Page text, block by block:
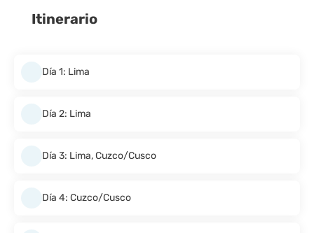
Itinerario
Día 1: Lima
Día 2: Lima
Día 3: Lima, Cuzco/Cusco
Día 4: Cuzco/Cusco